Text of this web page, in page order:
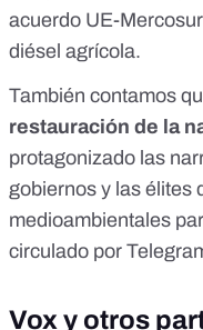
acuerdo UE-Mercosur
diésel agrícola.
También contamos
restauración de la
protagonizado las
gobiernos y las élites
medioambientales
circulado por
Vox y otros